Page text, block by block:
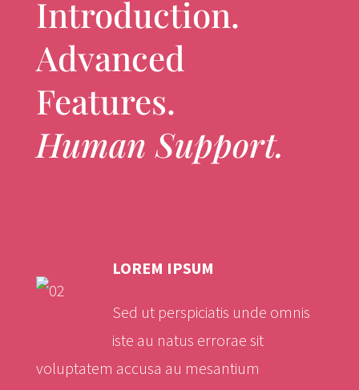
Introduction.
Advanced
Features.
Human Support.
LOREM IPSUM
Sed ut perspiciatis unde omnis
iste au natus errorae sit
voluptatem accusa au mesantium